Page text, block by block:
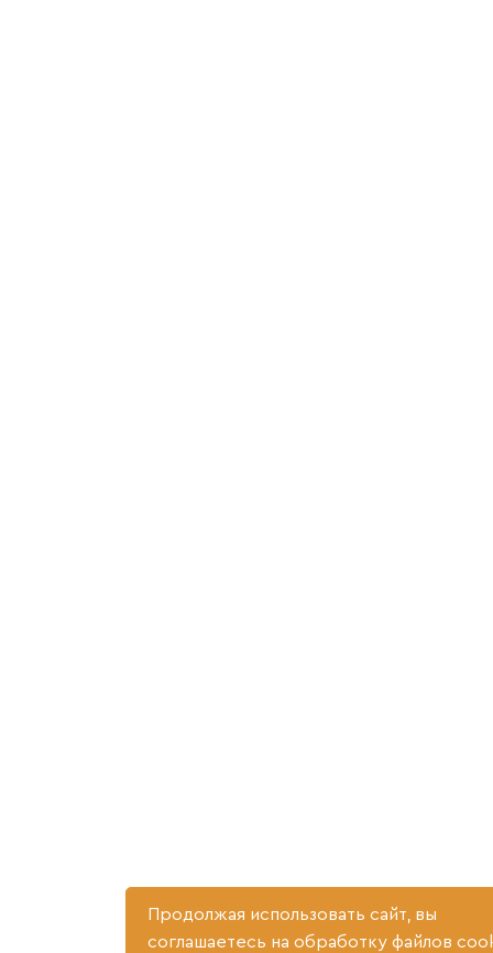
Продолжая использовать сайт, вы
соглашаетесь на обработку файлов